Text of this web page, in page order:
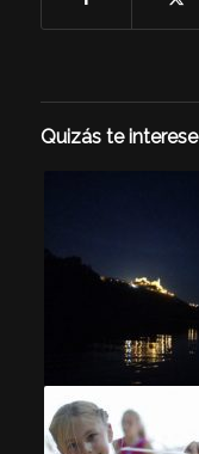
Quizás te interese